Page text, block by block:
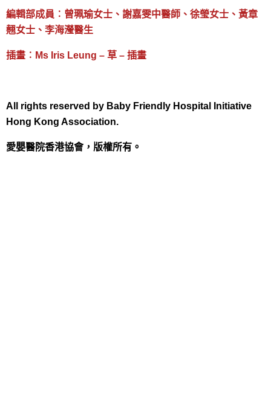
編輯部成員︰曾珮瑜女士、謝嘉雯中醫師、徐瑩女士、黃章
翹女士、李海瀅醫生
插畫︰Ms Iris Leung – 草 – 插畫
All rights reserved by Baby Friendly Hospital Initiative
Hong Kong Association.
愛嬰醫院香港協會，版權所有。